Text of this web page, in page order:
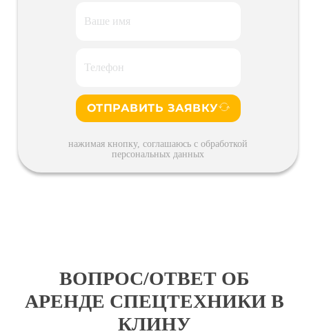
ОТПРАВИТЬ ЗАЯВКУ
нажимая кнопку, соглашаюсь с обработкой
персональных данных
ВОПРОС/ОТВЕТ ОБ
АРЕНДЕ СПЕЦТЕХНИКИ В
КЛИНУ